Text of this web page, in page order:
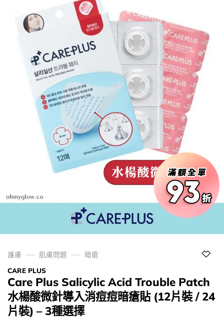
護膚 肌膚問題
暗瘡
CARE PLUS
Care Plus Salicylic Acid Trouble Patch
水楊酸微針導入消痘痘暗瘡貼 (12片裝 / 24
片裝) – 3種選擇